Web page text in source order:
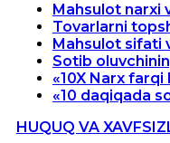
Mahsulot narxi
Tovarlarni
Mahsulot sifati
Sotib
«10X Narx
«10 daqiqada
HUQUQ VA